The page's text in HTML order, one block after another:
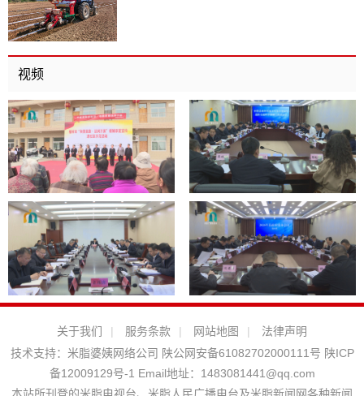
视频
关于我们 | 服务条款 | 网站地图 |
法律声明
技术支持： 米脂婆姨网络公司 陕公网安备61082702000111号 陕ICP
备12009129号-1 Email地址： 1483081441@qq.com